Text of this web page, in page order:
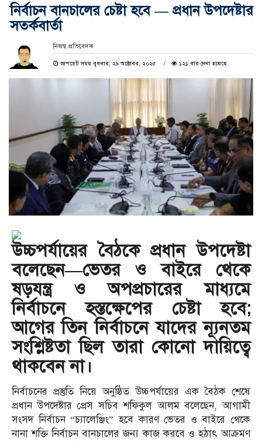
নির্বাচন বানচালের চেষ্টা হবে — প্রধান উপদেষ্টার
সতর্কবার্তা
নিজস্ব প্রতিবেদক
আপডেট সময় বুধবার, ২৯ অক্টোবর, ২০২৫ ১২১ বার দেখা হয়েছে
উচ্চপর্যায়ের বৈঠকে প্রধান উপদেষ্টা
বলেছেন—ভেতর ও বাইরে থেকে
ষড়যন্ত্র ও অপপ্রচারের মাধ্যমে
নির্বাচনে হস্তক্ষেপের চেষ্টা হবে;
আগের তিন নির্বাচনে যাদের ন্যূনতম
সংশ্লিষ্টতা ছিল তারা কোনো দায়িত্বে
থাকবেন না।
নির্বাচনের প্রস্তুতি নিয়ে অনুষ্ঠিত উচ্চপর্যায়ের এক বৈঠক শেষে
প্রধান উপদেষ্টার প্রেস সচিব শফিকুল আলম বলেছেন, আগামী
সংসদ নির্বাচন “চ্যালেঞ্জিং” হবে কারণ ভেতর ও বাইরে থেকে
নানা শক্তি নির্বাচন বানচালের জন্য কাজ করবে ও হঠাৎ আক্রমণ